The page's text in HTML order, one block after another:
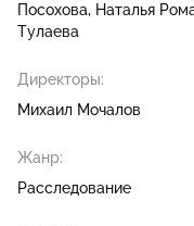
Посохова
Наталья
Тулаева
Директоры:
Михаил Мочалов
Жанр:
Расследование